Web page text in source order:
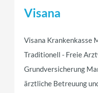
Visana
Visana Krankenkasse
Traditionell - Freie
Grundversicherung
ärztliche Betreuung